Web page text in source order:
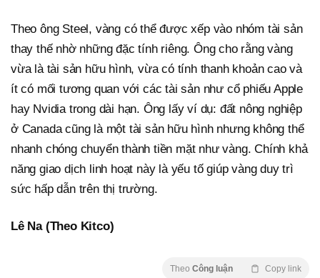
Theo ông Steel, vàng có thể được xếp vào nhóm tài sản
thay thế nhờ những đặc tính riêng. Ông cho rằng vàng
vừa là tài sản hữu hình, vừa có tính thanh khoản cao và
ít có mối tương quan với các tài sản như cổ phiếu Apple
hay Nvidia trong dài hạn. Ông lấy ví dụ: đất nông nghiệp
ở Canada cũng là một tài sản hữu hình nhưng không thể
nhanh chóng chuyển thành tiền mặt như vàng. Chính khả
năng giao dịch linh hoạt này là yếu tố giúp vàng duy trì
sức hấp dẫn trên thị trường.
Lê Na (Theo Kitco)
Theo Công luận Copy link